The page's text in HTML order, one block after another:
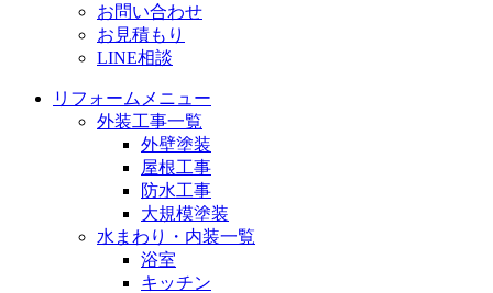
お問い合わせ
お見積もり
LINE相談
リフォームメニュー
外装工事一覧
外壁塗装
屋根工事
防水工事
大規模塗装
水まわり・内装一覧
浴室
キッチン